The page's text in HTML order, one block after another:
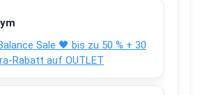
Sale 🖤 bis zu 50 % + 30
Rabatt auf OUTLET